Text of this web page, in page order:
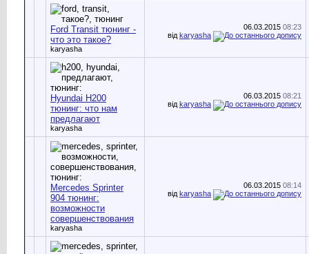
Ford Transit тюнинг -
что это такое?
karyasha
06.03.2015 08:23
від karyasha
Hyundai H200
тюнинг: что нам
предлагают
karyasha
06.03.2015 08:21
від karyasha
Mercedes Sprinter
904 тюнинг:
возможности
совершенствования
karyasha
06.03.2015 08:14
від karyasha